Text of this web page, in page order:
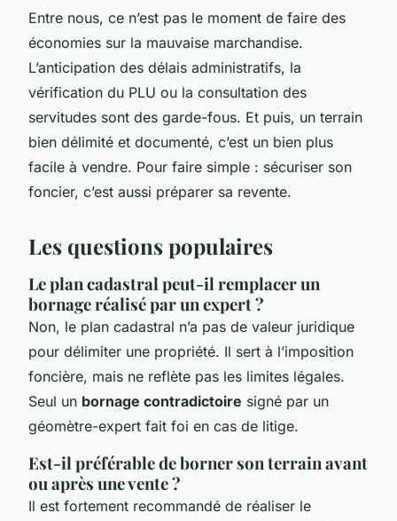
Entre nous, ce n’est pas le moment de faire des
économies sur la mauvaise marchandise.
L’anticipation des délais administratifs, la
vérification du PLU ou la consultation des
servitudes sont des garde-fous. Et puis, un terrain
bien délimité et documenté, c’est un bien plus
facile à vendre. Pour faire simple : sécuriser son
foncier, c’est aussi préparer sa revente.
Les questions populaires
Le plan cadastral peut-il remplacer un
bornage réalisé par un expert ?
Non, le plan cadastral n’a pas de valeur juridique
pour délimiter une propriété. Il sert à l’imposition
foncière, mais ne reflète pas les limites légales.
Seul un bornage contradictoire signé par un
géomètre-expert fait foi en cas de litige.
Est-il préférable de borner son terrain avant
ou après une vente ?
Il est fortement recommandé de réaliser le